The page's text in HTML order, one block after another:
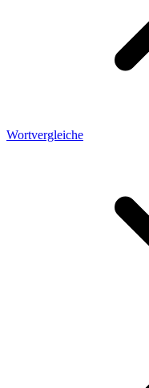
Wortvergleiche